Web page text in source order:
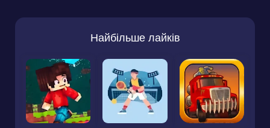
Найбільше лайків